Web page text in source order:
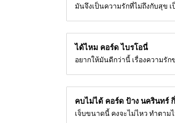
มันจึงเป็นความรักที่ไม่ถึงกับสุข
ได้ไหม คอร์ดไบรโอนี่
อยากให้มันดีกว่านี้ เรื่องความรัก
คบไม่ได้ คอร์ด ป้าง นครินทร์
เจ็บขนาดนี้ คงจะไม่ไหว ทำตาม